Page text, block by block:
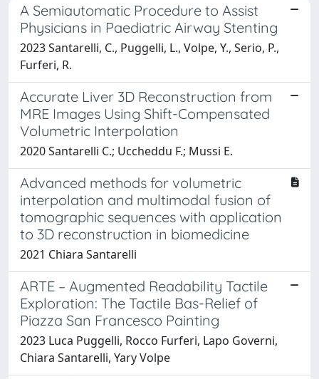
A Semiautomatic Procedure to Assist
Physicians in Paediatric Airway Stenting
2023 Santarelli, C., Puggelli, L., Volpe, Y., Serio, P.,
Furferi, R.
Accurate Liver 3D Reconstruction from
MRE Images Using Shift-Compensated
Volumetric Interpolation
2020 Santarelli C.; Uccheddu F.; Mussi E.
Advanced methods for volumetric
interpolation and multimodal fusion of
tomographic sequences with application
to 3D reconstruction in biomedicine
2021 Chiara Santarelli
ARTE – Augmented Readability Tactile
Exploration: The Tactile Bas-Relief of
Piazza San Francesco Painting
2023 Luca Puggelli, Rocco Furferi, Lapo Governi,
Chiara Santarelli, Yary Volpe